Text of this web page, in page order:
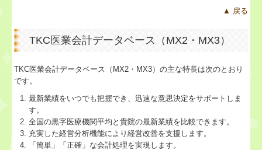
▲ 戻る
TKC医業会計データベース（MX2・MX3）
TKC医業会計データベース（MX2・MX3）の主な特長は次のとおり
です。
最新業績をいつでも把握でき、迅速な意思決定をサポートしま
す。
全国の黒字医療機関平均と貴院の最新業績を比較できます。
充実した経営分析機能により経営改善を支援します。
「簡単」「正確」な会計処理を実現します。